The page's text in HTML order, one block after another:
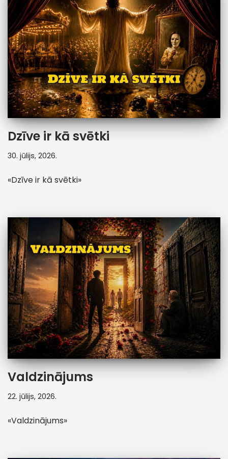
Dzīve ir kā svētki
30. jūlijs, 2026.
«Dzīve ir kā svētki»
Valdzinājums
22. jūlijs, 2026.
«Valdzinājums»